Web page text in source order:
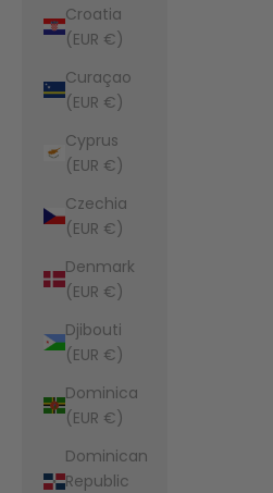
Croatia
(EUR €)
Curaçao
(EUR €)
Cyprus
(EUR €)
Czechia
(EUR €)
Denmark
(EUR €)
Djibouti
(EUR €)
Dominica
(EUR €)
Dominican
Republic